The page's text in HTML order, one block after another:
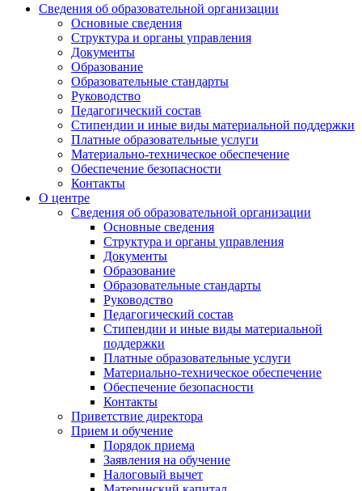
Сведения об образовательной организации
Основные сведения
Структура и органы управления
Документы
Образование
Образовательные стандарты
Руководство
Педагогический состав
Стипендии и иные виды материальной поддержки
Платные образовательные услуги
Материально-техническое обеспечение
Обеспечение безопасности
Контакты
О центре
Сведения об образовательной организации
Основные сведения
Структура и органы управления
Документы
Образование
Образовательные стандарты
Руководство
Педагогический состав
Стипендии и иные виды материальной
поддержки
Платные образовательные услуги
Материально-техническое обеспечение
Обеспечение безопасности
Контакты
Приветствие директора
Прием и обучение
Порядок приема
Заявления на обучение
Налоговый вычет